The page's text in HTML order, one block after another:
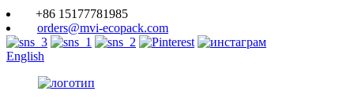
+86 15177781985
orders@mvi-ecopack.com
English